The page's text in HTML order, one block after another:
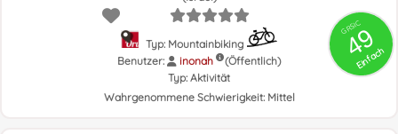
GRSIC
49
Einfach
Typ: Mountainbiking
Benutzer:
inonah
(Öffentlich)
Typ: Aktivität
Wahrgenommene Schwierigkeit: Mittel